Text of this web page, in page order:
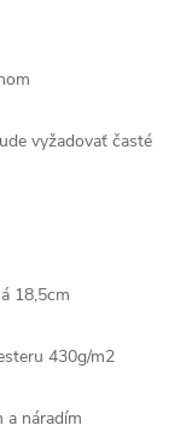
vyžadovať časté
18,5cm
430g/m2
a náradím